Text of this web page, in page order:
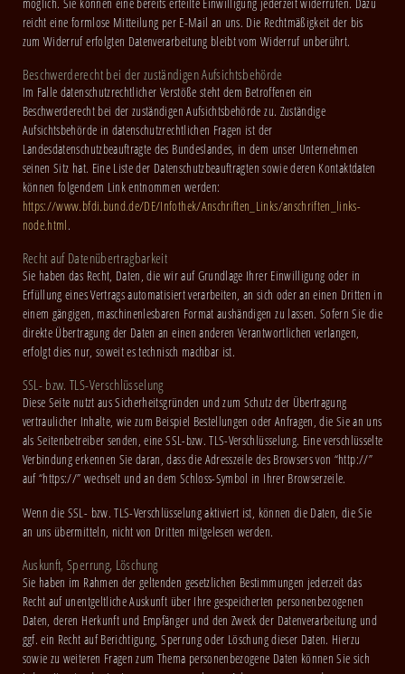
reicht eine formlose Mitteilung per E-Mail an uns. Die Rechtmäßigkeit der bis
zum Widerruf erfolgten Datenverarbeitung bleibt vom Widerruf unberührt.
Beschwerderecht bei der zuständigen Aufsichtsbehörde
Im Falle datenschutzrechtlicher Verstöße steht dem Betroffenen ein
Beschwerderecht bei der zuständigen Aufsichtsbehörde zu. Zuständige
Aufsichtsbehörde in datenschutzrechtlichen Fragen ist der
Landesdatenschutzbeauftragte des Bundeslandes, in dem unser Unternehmen
seinen Sitz hat. Eine Liste der Datenschutzbeauftragten sowie deren Kontaktdaten
können folgendem Link entnommen werden:
https://www.bfdi.bund.de/DE/Infothek/Anschriften_Links/anschriften_links-
node.html.
Recht auf Datenübertragbarkeit
Sie haben das Recht, Daten, die wir auf Grundlage Ihrer Einwilligung oder in
Erfüllung eines Vertrags automatisiert verarbeiten, an sich oder an einen Dritten in
einem gängigen, maschinenlesbaren Format aushändigen zu lassen. Sofern Sie die
direkte Übertragung der Daten an einen anderen Verantwortlichen verlangen,
erfolgt dies nur, soweit es technisch machbar ist.
SSL- bzw. TLS-Verschlüsselung
Diese Seite nutzt aus Sicherheitsgründen und zum Schutz der Übertragung
vertraulicher Inhalte, wie zum Beispiel Bestellungen oder Anfragen, die Sie an uns
als Seitenbetreiber senden, eine SSL-bzw. TLS-Verschlüsselung. Eine verschlüsselte
Verbindung erkennen Sie daran, dass die Adresszeile des Browsers von “http://”
auf “https://” wechselt und an dem Schloss-Symbol in Ihrer Browserzeile.
Wenn die SSL- bzw. TLS-Verschlüsselung aktiviert ist, können die Daten, die Sie
an uns übermitteln, nicht von Dritten mitgelesen werden.
Auskunft, Sperrung, Löschung
Sie haben im Rahmen der geltenden gesetzlichen Bestimmungen jederzeit das
Recht auf unentgeltliche Auskunft über Ihre gespeicherten personenbezogenen
Daten, deren Herkunft und Empfänger und den Zweck der Datenverarbeitung und
ggf. ein Recht auf Berichtigung, Sperrung oder Löschung dieser Daten. Hierzu
sowie zu weiteren Fragen zum Thema personenbezogene Daten können Sie sich